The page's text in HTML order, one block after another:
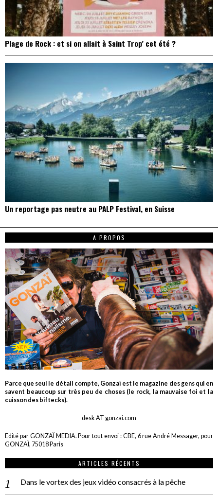
Plage de Rock : et si on allait à Saint Trop’ cet été ?
Un reportage pas neutre au PALP Festival, en Suisse
A PROPOS
Parce que seul le détail compte, Gonzaï est le magazine des gens qui en
savent beaucoup sur très peu de choses (le rock, la mauvaise foi et la
cuisson des biftecks).
desk AT gonzai.com
Edité par GONZAÏ MEDIA. Pour tout envoi : CBE, 6 rue André Messager, pour
GONZAÏ, 75018 Paris
ARTICLES RÉCENTS
Dans le vortex des jeux vidéo consacrés à la pêche